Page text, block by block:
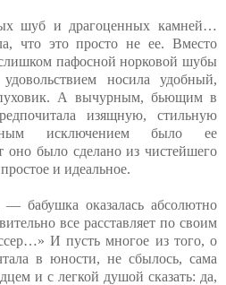
шуб и драгоценных камней…
что это просто не ее. Вместо
пафосной норковой шубы
носила удобный,
А вычурным, бьющим в
изящную, стильную
исключением было ее
оно было сделано из чистейшего
и идеальное.
бабушка оказалась абсолютно
все расставляет по своим
И пусть многое из того, о
в юности, не сбылось, сама
и с легкой душой сказать: да,